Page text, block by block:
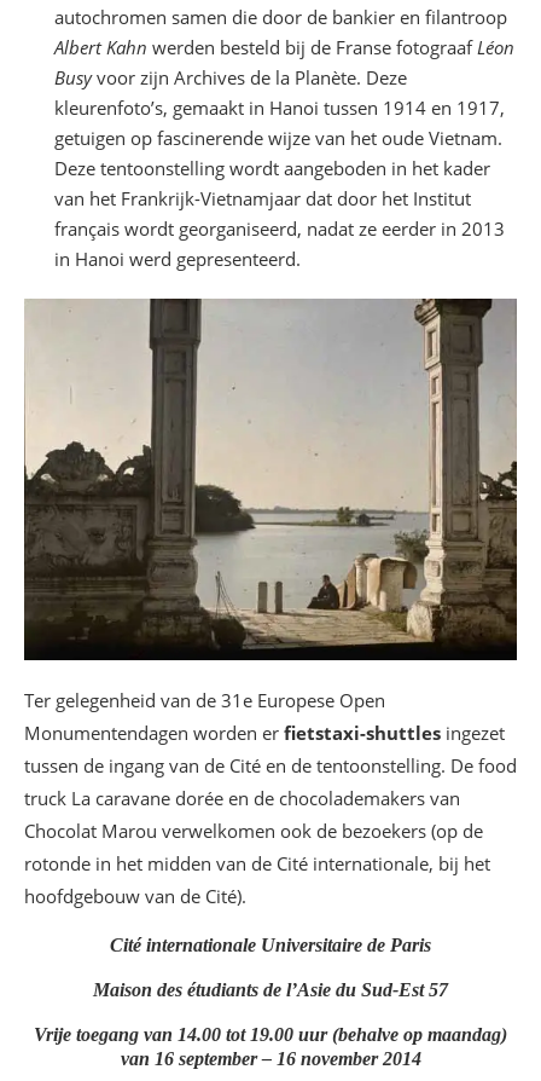
autochromen samen die door de bankier en filantroop
Albert Kahn werden besteld bij de Franse fotograaf Léon
Busyvoor zijn Archives de la Planète. Deze
kleurenfoto’s, gemaakt in Hanoi tussen 1914 en 1917,
getuigen op fascinerende wijze van het oude Vietnam.
Deze tentoonstelling wordt aangeboden in het kader
van het Frankrijk-Vietnamjaar dat door het Institut
français wordt georganiseerd, nadat ze eerder in 2013
in Hanoi werd gepresenteerd.
Ter gelegenheid van de 31e Europese Open
Monumentendagen worden er fietstaxi-shuttles ingezet
tussen de ingang van de Cité en de tentoonstelling. De food
truck La caravane dorée en de chocolademakers van
Chocolat Marou verwelkomen ook de bezoekers (op de
rotonde in het midden van de Cité internationale, bij het
hoofdgebouw van de Cité).
Cité internationale Universitaire de Paris
Maison des étudiants de l’Asie du Sud-Est 57
Vrije toegang van 14.00 tot 19.00 uur (behalve op maandag)
van 16 september – 16 november 2014